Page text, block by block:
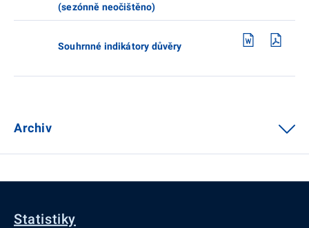
(sezónně neočištěno)
Souhrnné indikátory důvěry
Archiv
Statistiky